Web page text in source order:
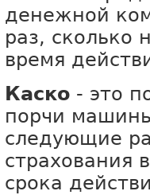
денежной
раз, сколько
время
Каско - это
порчи
следующие
страхования
срока